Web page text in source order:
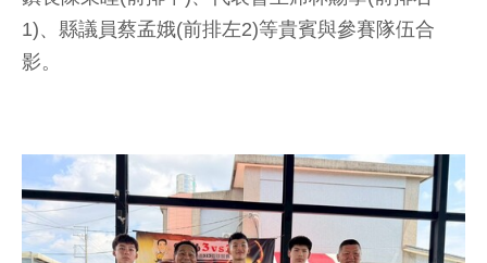
1)、縣議員蔡孟娥(前排左2)等貴賓與參賽隊伍合
影。